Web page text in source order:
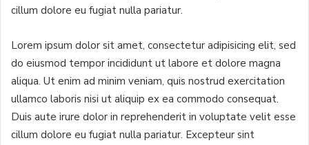
cillum dolore eu fugiat nulla pariatur.
Lorem ipsum dolor sit amet, consectetur adipisicing elit, sed
do eiusmod tempor incididunt ut labore et dolore magna
aliqua. Ut enim ad minim veniam, quis nostrud exercitation
ullamco laboris nisi ut aliquip ex ea commodo consequat.
Duis aute irure dolor in reprehenderit in voluptate velit esse
cillum dolore eu fugiat nulla pariatur. Excepteur sint